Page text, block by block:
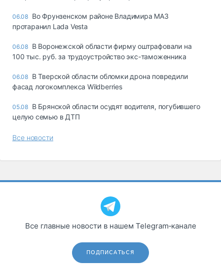
06.08 Во Фрунзенском районе Владимира МАЗ
протаранил Lada Vesta
06.08 В Воронежской области фирму оштрафовали на
100 тыс. руб. за трудоустройство экс-таможенника
06.08 В Тверской области обломки дрона повредили
фасад логокомплекса Wildberries
05.08 В Брянской области осудят водителя, погубившего
целую семью в ДТП
Все новости
Все главные новости в нашем Telegram‑канале
ПОДПИСАТЬСЯ